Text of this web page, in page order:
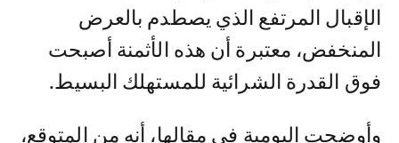
الإقبال المرتفع الذي يصطدم بالعرض
المنخفض، معتبرة أن هذه الأثمنة أصبحت
فوق القدرة الشرائية للمستهلك البسيط.
وأوضحت اليومية في مقالها، أنه من المتوقع،